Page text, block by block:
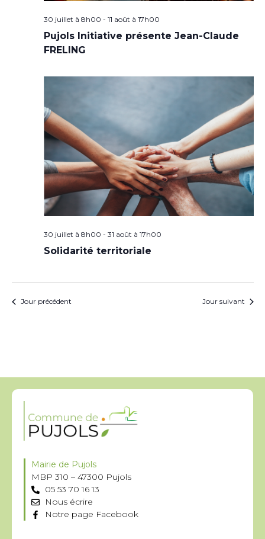
30 juillet à 8h00 - 11 août à 17h00
Pujols Initiative présente Jean-Claude
FRELING
30 juillet à 8h00 - 31 août à 17h00
Solidarité territoriale
Jour précédent Jour suivant
Mairie de Pujols
MBP 310 – 47300 Pujols
05 53 70 16 13
Nous écrire
Notre page Facebook